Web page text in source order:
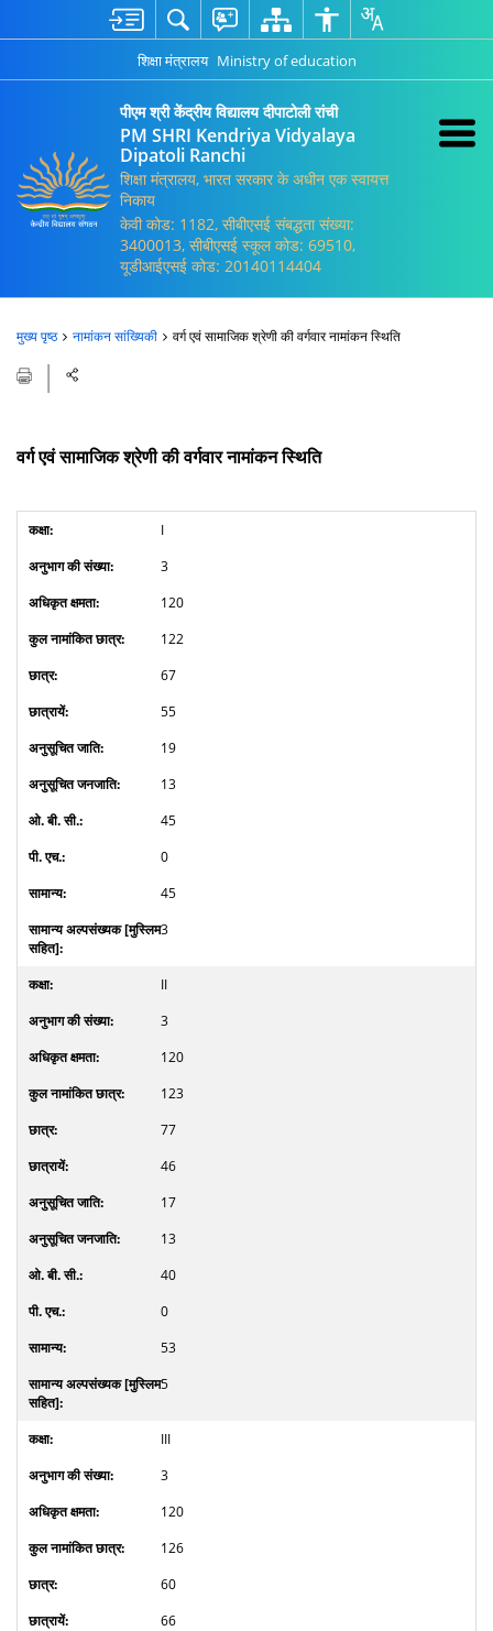
शिक्षा मंत्रालय Ministry of education
पीएम श्री केंद्रीय विद्यालय दीपाटोली रांची
PM SHRI Kendriya Vidyalaya
Dipatoli Ranchi
शिक्षा मंत्रालय, भारत सरकार के अधीन एक स्वायत्त
निकाय
केवी कोड: 1182, सीबीएसई संबद्धता संख्या:
3400013, सीबीएसई स्कूल कोड: 69510,
यूडीआईएसई कोड: 20140114404
मुख्य पृष्ठ नामांकन सांख्यिकी वर्ग एवं सामाजिक श्रेणी की वर्गवार नामांकन स्थिति
वर्ग एवं सामाजिक श्रेणी की वर्गवार नामांकन स्थिति
I
3
120
122
67
55
19
13
45
0
45
3
II
3
120
123
77
46
17
13
40
0
53
5
III
3
120
126
60
66